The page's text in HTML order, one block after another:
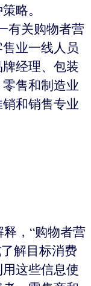
略。
有关购物者营
业一线人员
经理、包装
售和制造业
和销售专业
，“购物者营
解目标消费
这些信息使